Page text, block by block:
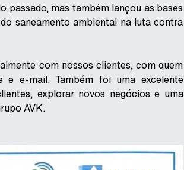
passado, mas também lançou as bases
saneamento ambiental na luta contra
com nossos clientes, com quem
e e-mail. Também foi uma excelente
explorar novos negócios e uma
AVK.